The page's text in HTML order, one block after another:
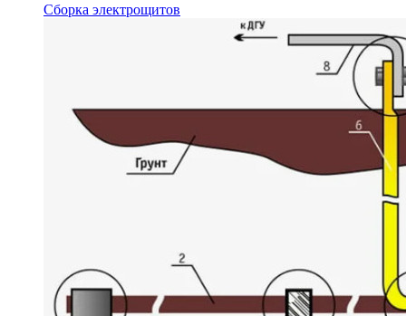
Сборка электрощитов